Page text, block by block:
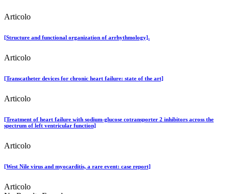
Articolo
[Structure and functional organization of arrhythmology].
Articolo
[Transcatheter devices for chronic heart failure: state of the art]
Articolo
[Treatment of heart failure with sodium-glucose cotransporter 2 inhibitors across the
spectrum of left ventricular function]
Articolo
[West Nile virus and myocarditis, a rare event: case report]
Articolo